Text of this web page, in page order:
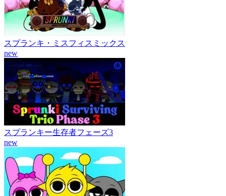
スプランキ・ミスフィスミックス
new
スプランキー生存者フェーズ3
new